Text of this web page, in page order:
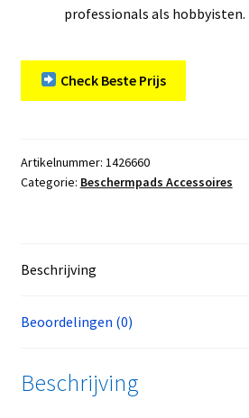
professionals als hobbyisten.
Check Beste Prijs
Artikelnummer: 1426660
Categorie: Beschermpads Accessoires
Beschrijving
Beoordelingen (0)
Beschrijving